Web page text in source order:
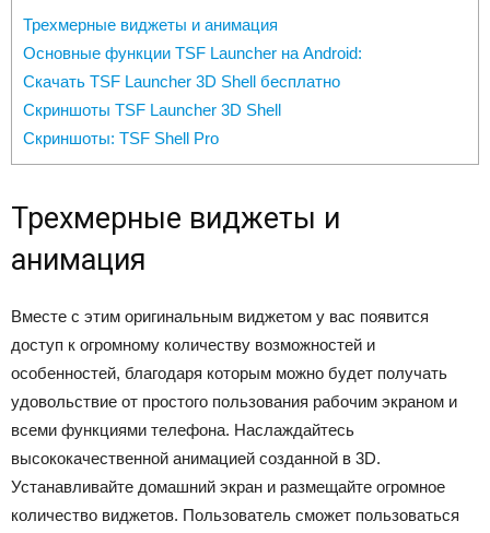
Трехмерные виджеты и анимация
Основные функции TSF Launcher на Android:
Скачать TSF Launcher 3D Shell бесплатно
Скриншоты TSF Launcher 3D Shell
Скриншоты: TSF Shell Pro
Трехмерные виджеты и
анимация
Вместе с этим оригинальным виджетом у вас появится
доступ к огромному количеству возможностей и
особенностей, благодаря которым можно будет получать
удовольствие от простого пользования рабочим экраном и
всеми функциями телефона. Наслаждайтесь
высококачественной анимацией созданной в 3D.
Устанавливайте домашний экран и размещайте огромное
количество виджетов. Пользователь сможет пользоваться